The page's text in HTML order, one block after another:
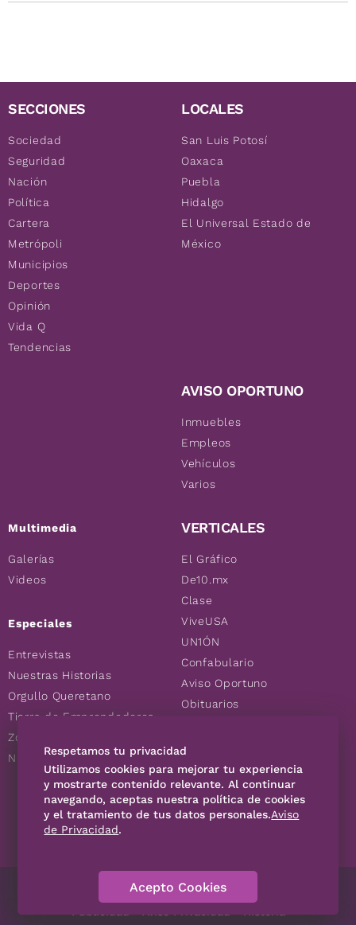
SECCIONES
Sociedad
Seguridad
Nación
Política
Cartera
Metrópoli
Municipios
Deportes
Opinión
Vida Q
Tendencias
Multimedia
Galerías
Videos
Especiales
Entrevistas
Nuestras Historias
Orgullo Queretano
Tierra de Emprendedores
Zoociales
Nuevos Queretanos
LOCALES
San Luis Potosí
Oaxaca
Puebla
Hidalgo
El Universal Estado de
México
AVISO OPORTUNO
Inmuebles
Empleos
Vehículos
Varios
VERTICALES
El Gráfico
De10.mx
Clase
ViveUSA
UN1ÓN
Confabulario
Aviso Oportuno
Obituarios
Consultas
SÍGUENOS
Contáctanos Código de Ética
Respetamos tu privacidad
Utilizamos cookies para mejorar tu experiencia
y mostrarte contenido relevante. Al continuar
navegando, aceptas nuestra política de cookies
y el tratamiento de tus datos personales.Aviso
de Privacidad.
Acepto Cookies